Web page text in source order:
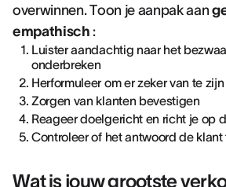
overwinnen. Toon je aanpak aan
empathisch :
Luister aandachtig naar het
onderbreken
Herformuleer om er zeker van te
Zorgen van klanten bevestigen
Reageer doelgericht en richt je op
Controleer of het antwoord de
Wat is jouw grootste